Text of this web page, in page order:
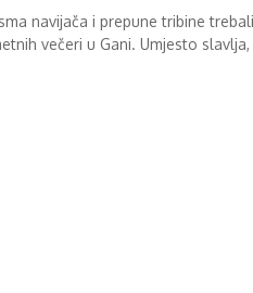
navijača i prepune tribine
večeri u Gani. Umjesto